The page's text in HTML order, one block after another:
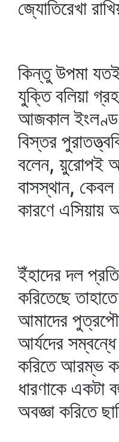
জ্যোতিরেখা
কিন্তু উপমা
যুক্তি বলিয়া
আজকাল ইংলণ্ড
বিস্তর
বলেন, য়ুরোপই
বাসস্থান,
কারণে এসিয়ায়
ইঁহাদের দল
করিতেছে
আমাদের
আর্যদের
করিতে আরম্ভ
ধারণাকে একটা
অবজ্ঞা করিতে